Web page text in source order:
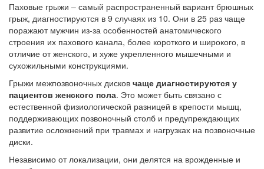
Паховые грыжи – самый распространенный вариант брюшных
грыж, диагностируются в 9 случаях из 10. Они в 25 раз чаще
поражают мужчин из-за особенностей анатомического
строения их пахового канала, более короткого и широкого, в
отличие от женского, и хуже укрепленного мышечными и
сухожильными конструкциями.
Грыжи межпозвоночных дисков чаще диагностируются у
пациентов женского пола. Это может быть связано с
естественной физиологической разницей в крепости мышц,
поддерживающих позвоночный столб и предупреждающих
развитие осложнений при травмах и нагрузках на позвоночные
диски.
Независимо от локализации, они делятся на врожденные и